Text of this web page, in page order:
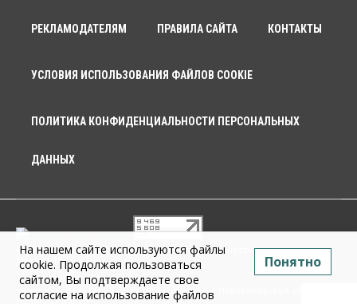
РЕКЛАМОДАТЕЛЯМ ПРАВИЛА САЙТА КОНТАКТЫ
УСЛОВИЯ ИСПОЛЬЗОВАНИЯ ФАЙЛОВ COOKIE
ПОЛИТИКА КОНФИДЕНЦИАЛЬНОСТИ ПЕРСОНАЛЬНЫХ
ДАННЫХ
© 2026 г. Общество с ограниченной ответственностью «Новосибирск
Медиа» 18+
Infopro54 - Важные новости Новосибирска и Новосибирской области.
Новости Сибири
На нашем сайте используются файлы
cookie. Продолжая пользоваться
сайтом, Вы подтверждаете свое
согласие на использование файлов
Понятно